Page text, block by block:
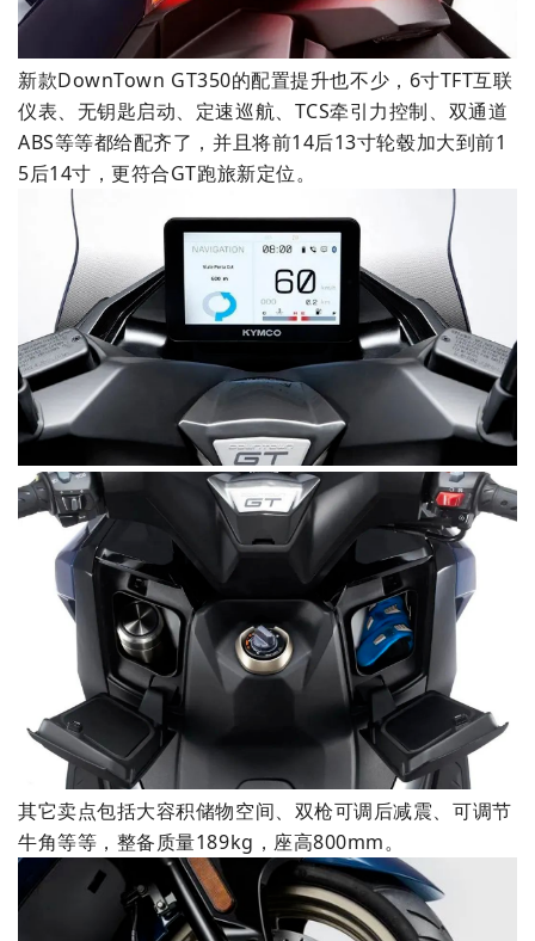
新款DownTown GT350的配置提升也不少，6寸TFT互联
仪表、无钥匙启动、定速巡航、TCS牵引力控制、双通道
ABS等等都给配齐了，并且将前14后13寸轮毂加大到前1
5后14寸，更符合GT跑旅新定位。
其它卖点包括大容积储物空间、双枪可调后减震、可调节
牛角等等，整备质量189kg，座高800mm。